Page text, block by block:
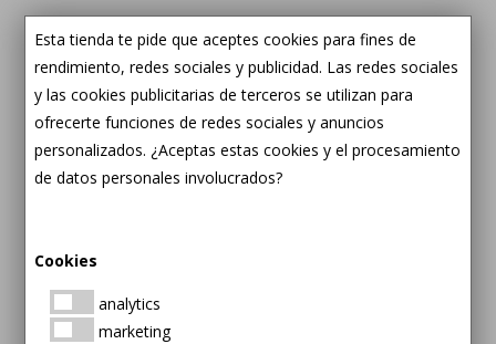
Descubre de qué se
pérdida auditiva
Esta tienda te pide que aceptes cookies para fines de
rendimiento, redes sociales y publicidad. Las redes sociales
y las cookies publicitarias de terceros se utilizan para
ofrecerte funciones de redes sociales y anuncios
personalizados. ¿Aceptas estas cookies y el procesamiento
de datos personales involucrados?
Cookies
analytics
marketing